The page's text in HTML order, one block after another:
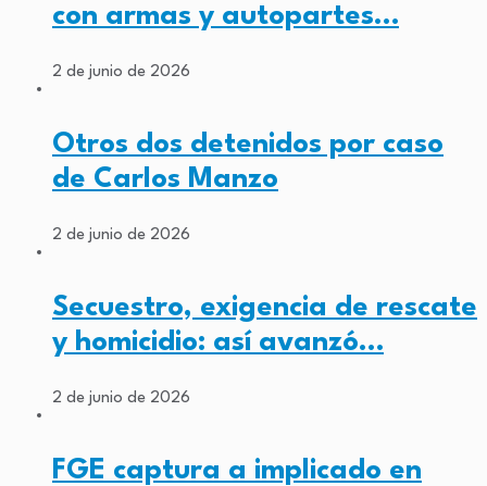
con armas y autopartes…
2 de junio de 2026
Otros dos detenidos por caso
de Carlos Manzo
2 de junio de 2026
Secuestro, exigencia de rescate
y homicidio: así avanzó…
2 de junio de 2026
FGE captura a implicado en